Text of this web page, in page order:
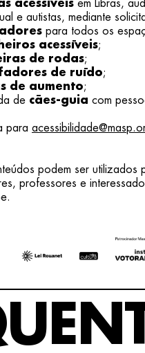
acessíveis em Libras,
e autistas, mediante
para todos os
acessíveis;
de rodas;
de ruído;
de aumento;
de cães-guia com
para
podem ser utilizados
professores e